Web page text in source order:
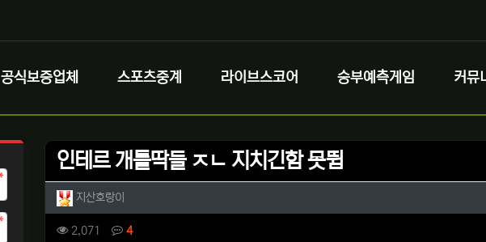
공식보증업체 스포츠중계 라이브스코어 승부예측게임 커뮤
인테르 개틀딱들 ㅈㄴ 지치긴함 못뜀
작성자 정보
지산호랑이
컨텐츠 정보
2,071 조회 4댓글